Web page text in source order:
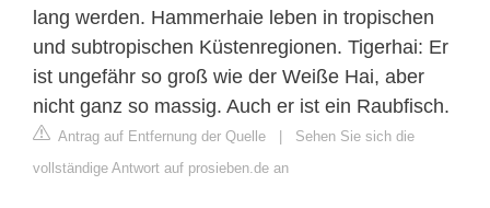
lang werden. Hammerhaie leben in tropischen
und subtropischen Küstenregionen. Tigerhai: Er
ist ungefähr so groß wie der Weiße Hai, aber
nicht ganz so massig. Auch er ist ein Raubfisch.
Antrag auf Entfernung der Quelle | Sehen Sie sich die
vollständige Antwort auf prosieben.de an